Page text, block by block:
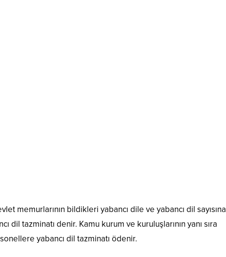
memurlarının bildikleri yabancı dile ve yabancı dil sayısına
dil tazminatı denir. Kamu kurum ve kuruluşlarının yanı sıra
yabancı dil tazminatı ödenir.